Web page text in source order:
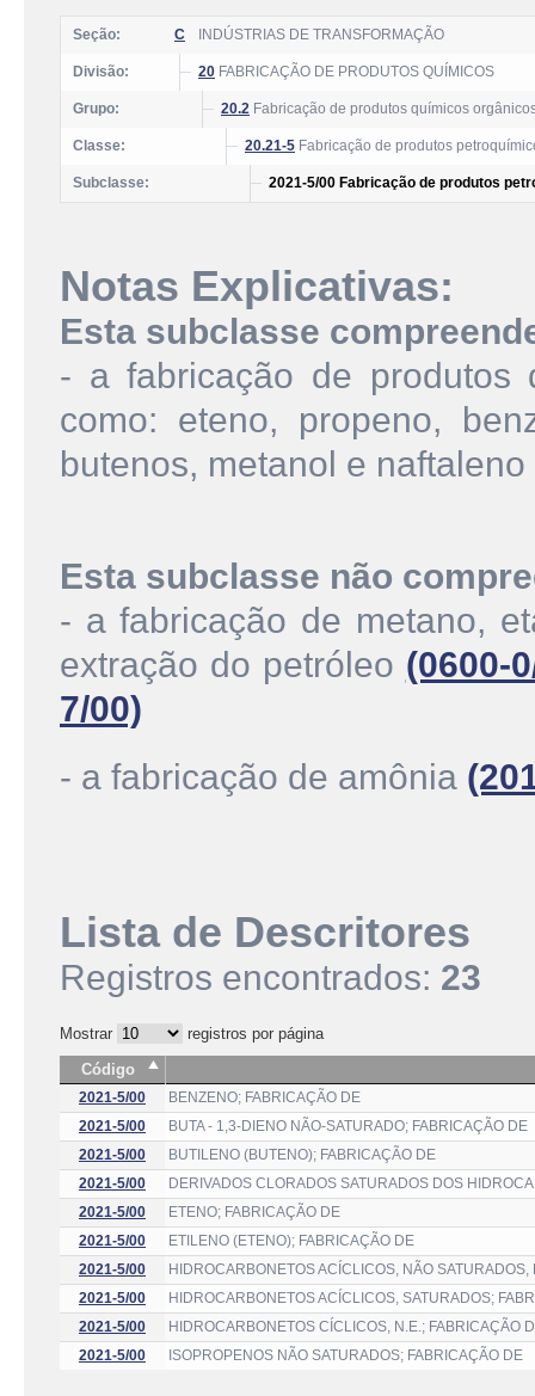
Seção: C INDÚSTRIAS DE TRANSFORMAÇÃO
Divisão: 20 FABRICAÇÃO DE PRODUTOS QUÍMICOS
Grupo: 20.2 Fabricação de produtos químicos
Classe: 20.21-5 Fabricação de produtos
Subclasse: 2021-5/00 Fabricação de produtos
Notas Explicativas:
Esta subclasse
- a fabricação de produtos
como: eteno, propeno,
butenos, metanol e naftaleno
Esta subclasse não
- a fabricação de metano,
extração do petróleo (0600-
7/00)
- a fabricação de amônia
Lista de Descritores
Registros encontrados: 23
Mostrar
registros por página
Código
2021-5/00
BENZENO; FABRICAÇÃO DE
2021-5/00
BUTA - 1,3-DIENO NÃO-SATURADO; FABRICAÇÃO DE
2021-5/00
BUTILENO (BUTENO); FABRICAÇÃO DE
2021-5/00
DERIVADOS CLORADOS SATURADOS DOS
2021-5/00
ETENO; FABRICAÇÃO DE
2021-5/00
ETILENO (ETENO); FABRICAÇÃO DE
2021-5/00
HIDROCARBONETOS ACÍCLICOS, NÃO SATURADOS,
2021-5/00
HIDROCARBONETOS ACÍCLICOS, SATURADOS;
2021-5/00
HIDROCARBONETOS CÍCLICOS, N.E.; FABRICAÇÃO
2021-5/00
ISOPROPENOS NÃO SATURADOS; FABRICAÇÃO DE